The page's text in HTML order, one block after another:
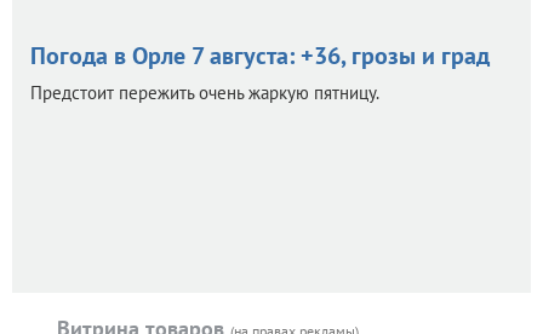
Погода в Орле 7 августа: +36, грозы и град
Предстоит пережить очень жаркую пятницу.
Витрина товаров (на правах рекламы)